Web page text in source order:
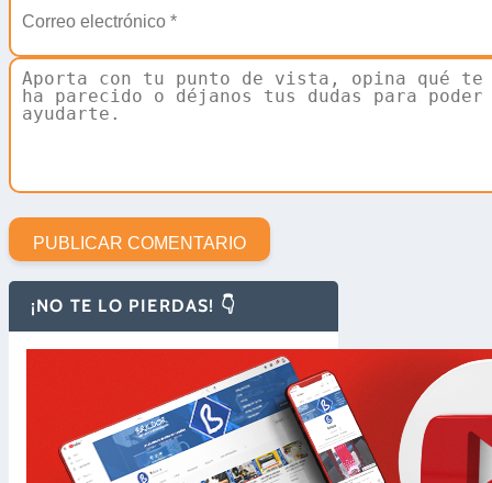
¡NO TE LO PIERDAS! 👇